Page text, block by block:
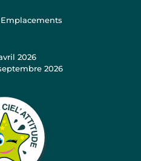
Emplacements
2026
2026